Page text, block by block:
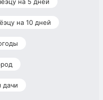
на 10 дней
дачи